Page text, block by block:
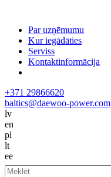
Par uzņēmumu
Kur iegādāties
Serviss
Kontaktinformācija
+371 29866620
baltics@daewoo-power.com
lv
en
pl
lt
ee